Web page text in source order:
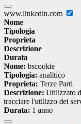
www.linkedin.com
Nome
Tipologia
Proprieta
Descrizione
Durata
Nome: bscookie
Tipologia: analitico
Proprieta: Terze Parti
Descrizione: Utilizzato
tracciare l'utilizzo dei
Durata: 1 anno